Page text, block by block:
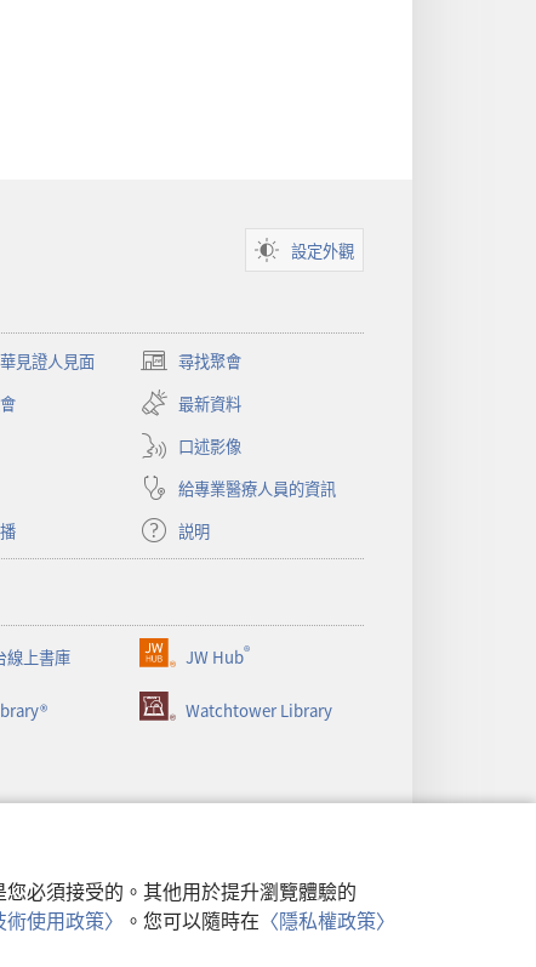
必須接受的。其他用於提升瀏覽體驗的
使用政策〉 。您可以隨時在 〈隱私權政策〉
設定外觀
見證人見面 尋找聚會
（開
啟
新
視
窗）
最新資料
口述影像
給專業醫療人員的資訊
説明
線上書庫 JW Hub®
（開
啟
新
Watchtower Library